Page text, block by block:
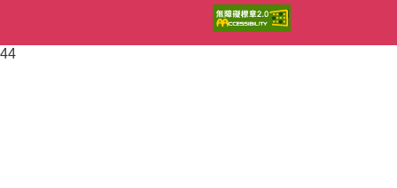
44